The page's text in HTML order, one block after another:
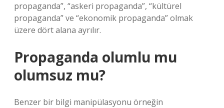
propaganda”, “askeri propaganda”, “kültürel
propaganda” ve “ekonomik propaganda” olmak
üzere dört alana ayrılır.
Propaganda olumlu mu
olumsuz mu?
Benzer bir bilgi manipülasyonu örneğin